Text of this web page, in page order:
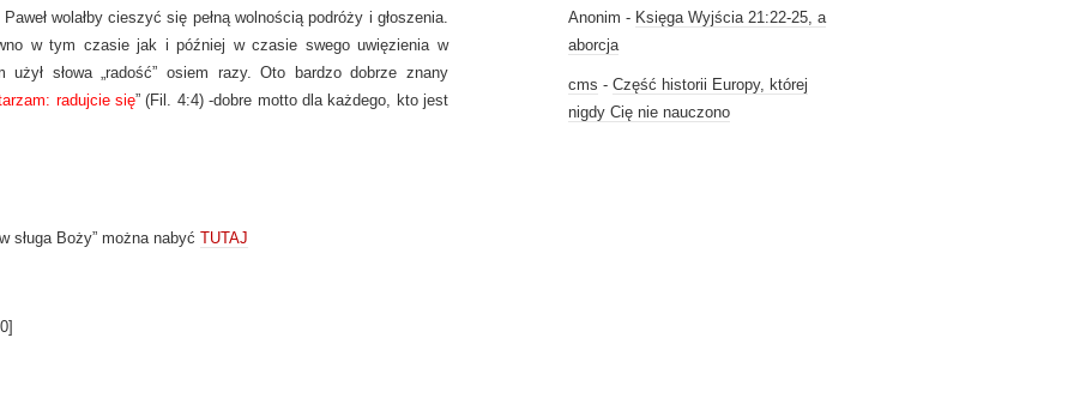
wolałby cieszyć się pełną wolnością podróży i głoszenia.
w tym czasie jak i później w czasie swego uwięzienia w
słowa „radość” osiem razy. Oto bardzo dobrze znany
radujcie się” (Fil. 4:4) -dobre motto dla każdego, kto jest
sługa Boży” można nabyć TUTAJ
0]
Anonim - Księga Wyjścia 21:22-25, a
aborcja
cms - Część historii Europy, której
nigdy Cię nie nauczono